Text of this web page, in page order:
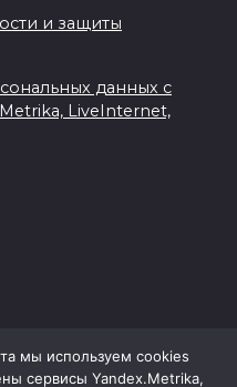
и защиты
данных с
LiveInternet,
мы используем cookies
сервисы Yandex.Metrika,